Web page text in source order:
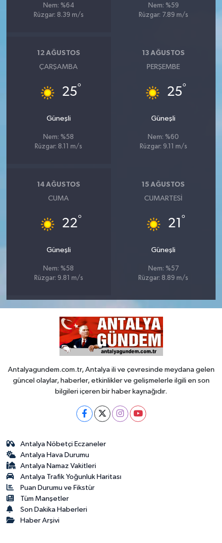
Nem: %64
Rüzgar: 8.39 m/s
Nem: %59
Rüzgar: 7.89 m/s
12 AĞUSTOS
ÇARŞAMBA
25°
Güneşli
Nem: %58
Rüzgar: 8.11 m/s
13 AĞUSTOS
PERŞEMBE
25°
Güneşli
Nem: %60
Rüzgar: 9.11 m/s
14 AĞUSTOS
CUMA
22°
Güneşli
Nem: %58
Rüzgar: 9.81 m/s
15 AĞUSTOS
CUMARTESI
21 °
Güneşli
Nem: %57
Rüzgar: 8.89 m/s
Antalyagundem.com.tr, Antalya ili ve çevresinde meydana gelen
güncel olaylar, haberler, etkinlikler ve gelişmelerle ilgili en son
bilgileri içeren bir haber kaynağıdır.
Antalya Nöbetçi Eczaneler
Antalya Hava Durumu
Antalya Namaz Vakitleri
Antalya Trafik Yoğunluk Haritası
Puan Durumu ve Fikstür
Tüm Manşetler
Son Dakika Haberleri
Haber Arşivi